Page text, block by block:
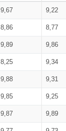
9,67 9,22
8,86 8,77
9,89 9,86
8,25 9,34
9,88 9,31
9,85 9,25
9,87 9,89